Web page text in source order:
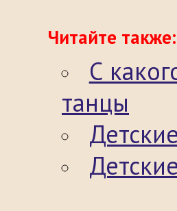
Читайте также:
С
танцы